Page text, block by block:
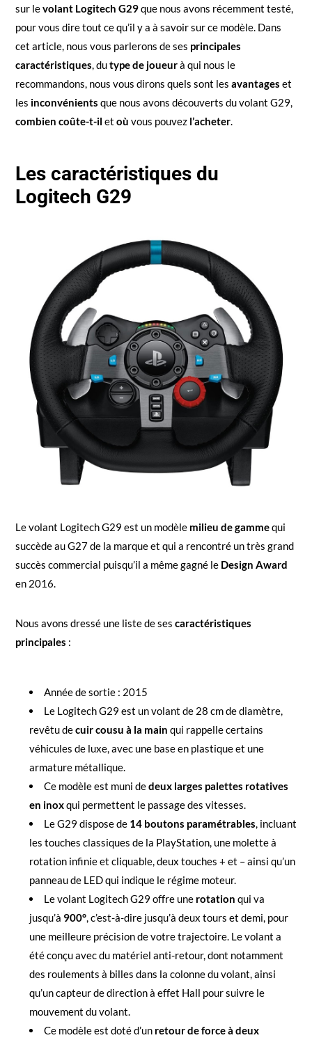
sur levolant Logitech G29que nous avons récemment testé,
pour vous dire tout ce qu’il y a à savoir sur ce modèle. Dans
cet article, nous vous parlerons de ses principales
caractéristiques, dutype de joueurà qui nous le
recommandons, nous vous dirons quels sont les avantages et
les inconvénients que nous avons découverts du volant G29,
combien coûte-t-il et où vous pouvez l’acheter.
Les caractéristiques du
Logitech G29
Le volant Logitech G29 est un modèle milieu de gammequi
succède au G27 de la marque et qui a rencontré un très grand
succès commercial puisqu’il a même gagné le Design Award
en 2016.
Nous avons dressé une liste de ses caractéristiques
principales :
Année de sortie : 2015
Le Logitech G29 est un volant de 28 cm de diamètre,
revêtu decuir cousu à la main qui rappelle certains
véhicules de luxe, avec une base en plastique et une
armature métallique.
Ce modèle est muni dedeux larges palettes rotatives
en inoxqui permettent le passage des vitesses.
Le G29 dispose de 14 boutons paramétrables, incluant
les touches classiques de la PlayStation, une molette à
rotation infinie et cliquable, deux touches + et – ainsi qu’un
panneau de LED qui indique le régime moteur.
Le volant Logitech G29 offre une rotation qui va
jusqu’à 900°, c’est-à-dire jusqu’à deux tours et demi, pour
une meilleure précision de votre trajectoire. Le volant a
été conçu avec du matériel anti-retour, dont notamment
des roulements à billes dans la colonne du volant, ainsi
qu’un capteur de direction à effet Hall pour suivre le
mouvement du volant.
Ce modèle est doté d’un retour de force à deux